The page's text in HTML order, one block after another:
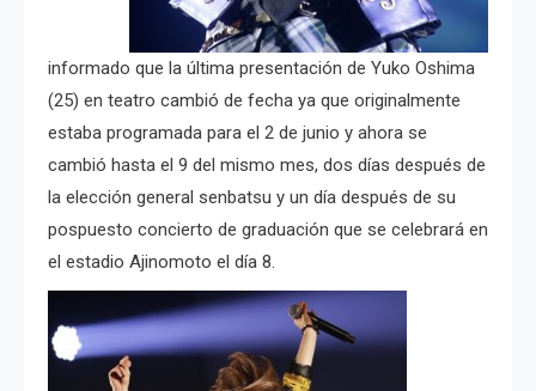
informado que la última presentación de Yuko Oshima
(25) en teatro cambió de fecha ya que originalmente
estaba programada para el 2 de junio y ahora se
cambió hasta el 9 del mismo mes, dos días después de
la elección general senbatsu y un día después de su
pospuesto concierto de graduación que se celebrará en
el estadio Ajinomoto el día 8.